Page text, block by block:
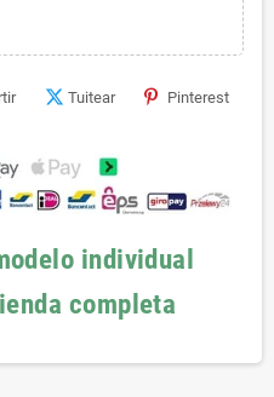
Tuitear Pinterest
individual
completa